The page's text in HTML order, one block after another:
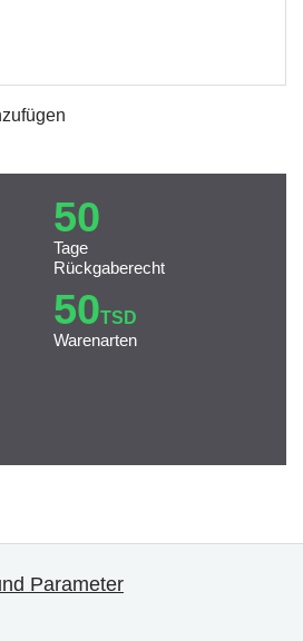
50
Tage
Rückgaberecht
50TSD
Warenarten
Parameter